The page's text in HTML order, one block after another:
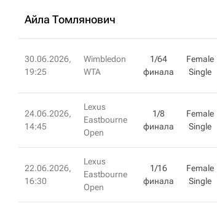
Айла Томлянович
30.06.2026,
19:25
Wimbledon
WTA
1/64
финала
Female
Single
24.06.2026,
14:45
Lexus
Eastbourne
Open
1/8
финала
Female
Single
22.06.2026,
16:30
Lexus
Eastbourne
Open
1/16
финала
Female
Single